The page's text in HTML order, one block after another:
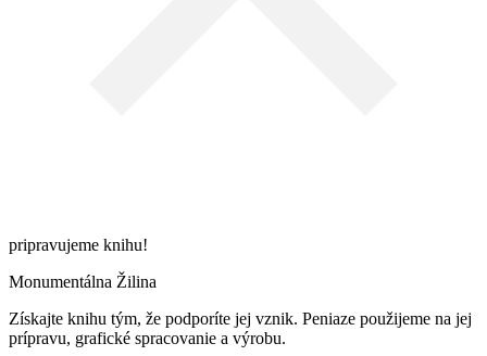
pripravujeme knihu!
Monumentálna Žilina
Získajte knihu tým, že podporíte jej vznik. Peniaze použijeme na jej
prípravu, grafické spracovanie a výrobu.